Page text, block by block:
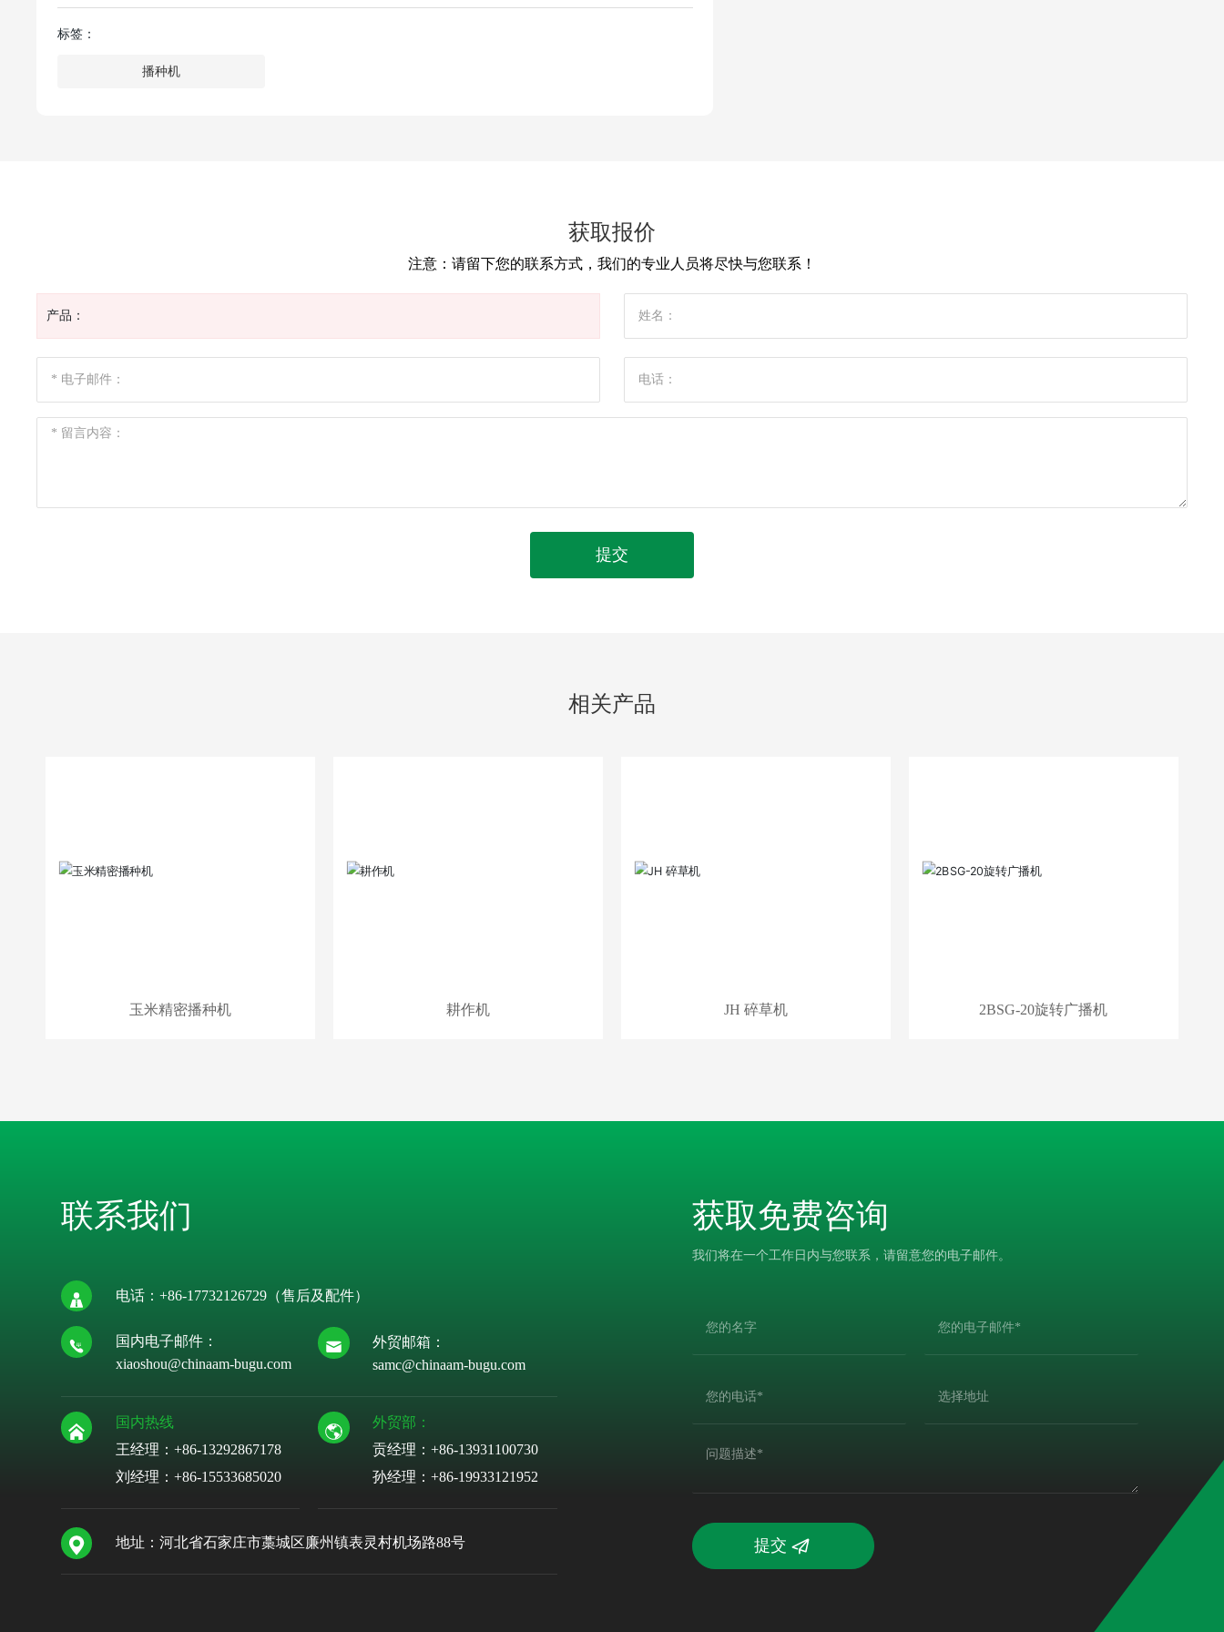
标签：
播种机
获取报价
注意：请留下您的联系方式，我们的专业人员将尽快与您联系！
产品：
提交
相关产品
玉米精密播种机 耕作机 JH 碎草机 2BSG-20旋转广播机
联系我们
电话：+86-17732126729 （售后及配件）
国内电子邮件：
xiaoshou@chinaam-bugu.com
外贸邮箱：
samc@chinaam-bugu.com
国内热线
王经理：+86-13292867178
刘经理：+86-15533685020
外贸部：
贡经理：+86-13931100730
孙经理：+86-19933121952
地址：河北省石家庄市藁城区廉州镇表灵村机场路88号
获取免费咨询
我们将在一个工作日内与您联系，请留意您的电子邮件。
提交